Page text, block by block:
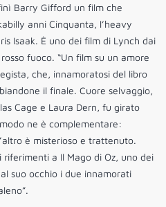
Barry Gifford un film che
anni Cinquanta, l’heavy
Isaak. È uno dei film di Lynch dai
fuoco. “Un film su un amore
che, innamoratosi del libro
il finale. Cuore selvaggio,
Cage e Laura Dern, fu girato
ne è complementare:
è misterioso e trattenuto.
a Il Mago di Oz, uno dei
suo occhio i due innamorati